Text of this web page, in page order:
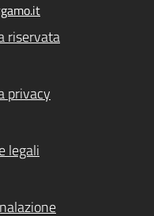
riservata
privacy
legali